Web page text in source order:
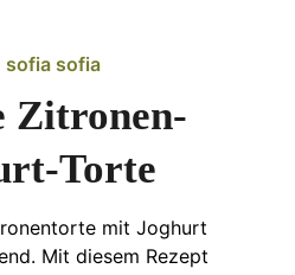
sofia sofia
Zitronen-
Torte
mit Joghurt
Mit diesem Rezept